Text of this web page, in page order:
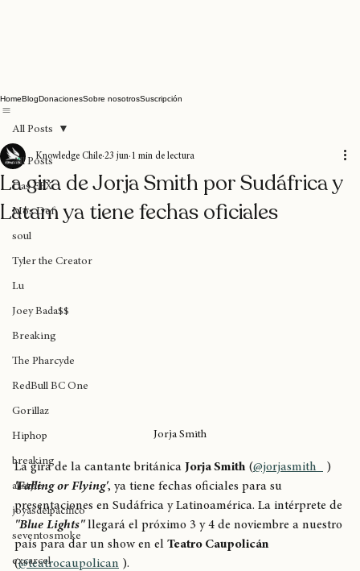
Home BlogDonaciones
All Posts
Das EFX
Mos Def
soul
Tyler the Creator
Lu
Joey Bada$$
Breaking
The Pharcyde
RedBull BC One
Gorillaz
Hiphop
breaking
allstyle
joyasdelpacífico
seventosmoke
All Posts
La gira de Jorja Smith por Sudáfrica y
Latam ya tiene fechas oficiales
Knowledge Chile 23 jun 1 min de lectura
Jorja Smith
La gira de la cantante británica Jorja Smith @jorjasmith_
)
'Falling or Flying'
, ya tiene fechas oficiales para su
presentaciones en Sudáfrica y Latinoamérica. La intérprete de
"Blue Lights"
llegará el próximo 3 y 4 de noviembre a nuestro